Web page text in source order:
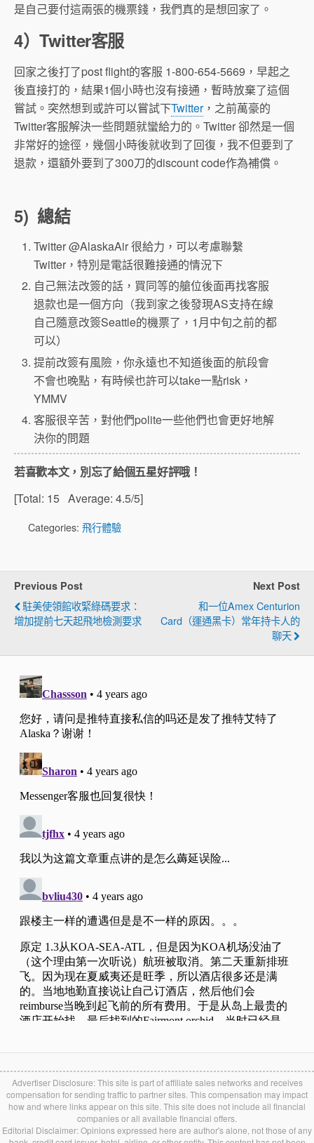
是自己要付這兩張的機票錢，我們真的是想回家了。
4）Twitter客服
回家之後打了post flight的客服 1-800-654-5669，早起之
後直接打的，結果1個小時也沒有接通，暫時放棄了這個
嘗試。突然想到或許可以嘗試下Twitter，之前萬豪的
Twitter客服解決一些問題就蠻給力的。Twitter 卻然是一個
非常好的途徑，幾個小時後就收到了回復，我不但要到了
退款，還額外要到了300刀的discount code作為補償。
5) 總結
Twitter @AlaskaAir 很給力，可以考慮聯繫
Twitter，特別是電話很難接通的情況下
自己無法改簽的話，買同等的艙位後面再找客服
退款也是一個方向（我到家之後發現AS支持在線
自己隨意改簽Seattle的機票了，1月中旬之前的都
可以）
提前改簽有風險，你永遠也不知道後面的航段會
不會也晚點，有時候也許可以take一點risk，
YMMV
客服很辛苦，對他們polite一些他們也會更好地解
決你的問題
若喜歡本文，別忘了給個五星好評哦！
[Total: 15 Average: 4.5/5]
Categories: 飛行體驗
Previous Post
駐美使領館收緊綠碼要求：
增加提前七天起飛地檢測要求
Next Post
和一位Amex Centurion
Card（運通黑卡）常年持卡人的
聊天
Advertiser Disclosure: This site is part of affiliate sales networks and receives
compensation for sending traffic to partner sites. This compensation may impact
how and where links appear on this site. This site does not include all financial
companies or all available financial offers.
Editorial Disclaimer: Opinions expressed here are author's alone, not those of any